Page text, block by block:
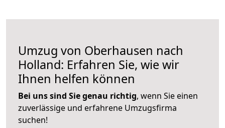
Umzug von Oberhausen nach
Holland: Erfahren Sie, wie wir
Ihnen helfen können
Bei uns sind Sie genau richtig, wenn Sie einen
zuverlässige und erfahrene Umzugsfirma
suchen!